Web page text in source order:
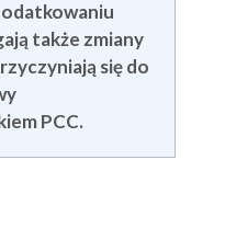
także zmiany
się do
PCC.